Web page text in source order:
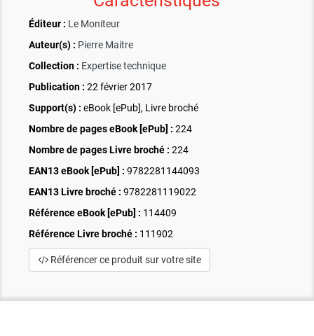
Éditeur : Le Moniteur
Auteur(s) : Pierre Maitre
Collection : Expertise technique
Publication : 22 février 2017
Support(s) : eBook [ePub], Livre broché
Nombre de pages eBook [ePub] : 224
Nombre de pages Livre broché : 224
EAN13 eBook [ePub] : 9782281144093
EAN13 Livre broché : 9782281119022
Référence eBook [ePub] : 114409
Référence Livre broché : 111902
Référencer ce produit sur votre site